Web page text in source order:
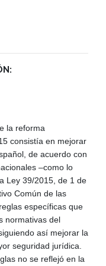
la reforma
consistía en mejorar
de acuerdo con
–como lo
Ley 39/2015, de 1 de
Común de las
específicas que
normativas del
así mejorar la
seguridad jurídica.
no se reflejó en la